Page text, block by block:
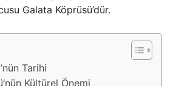
Galata Köprüsü’dür.
Tarihi
Kültürel Önemi